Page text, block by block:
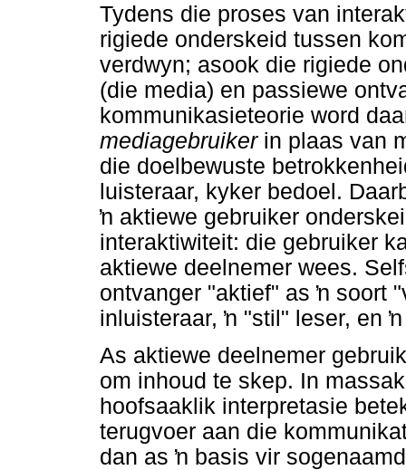
Tydens die proses van
rigiede onderskeid tussen
verdwyn; asook die rigiede
(die media) en passiewe
kommunikasieteorie word
mediagebruikerin plaas van
die doelbewuste
luisteraar, kyker bedoel.
ŉ aktiewe gebruiker
interaktiwiteit: die gebruiker
aktiewe deelnemer wees.
ontvanger "aktief" as ŉ soort
inluisteraar, ŉ "stil" leser, en ŉ
As aktiewe deelnemer
om inhoud te skep. In
hoofsaaklik interpretasie
terugvoer aan die
dan as ŉ basis vir